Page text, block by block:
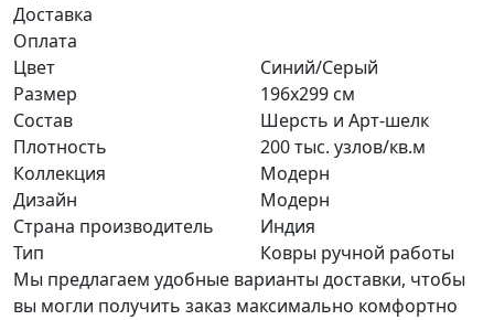
Доставка
Оплата
Цвет
Синий/Серый
Размер
196x299 см
Состав
Шерсть и Арт-шелк
Плотность
200 тыс. узлов/кв.м
Коллекция
Модерн
Дизайн
Модерн
Страна производитель
Индия
Тип
Ковры ручной работы
Мы предлагаем удобные варианты доставки, чтобы
вы могли получить заказ максимально комфортно